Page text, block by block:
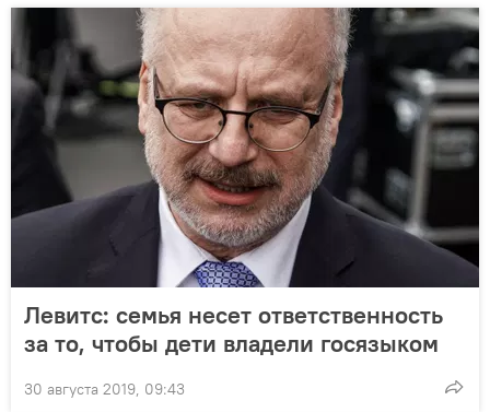
Левитс: семья несет ответственность
за то, чтобы дети владели госязыком
30 августа 2019, 09:43